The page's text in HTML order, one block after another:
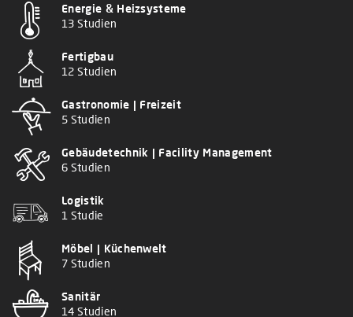
Energie & Heizsysteme
13 Studien
Fertigbau
12 Studien
Gastronomie | Freizeit
5 Studien
Gebäudetechnik | Facility Management
6 Studien
Logistik
1 Studie
Möbel | Küchenwelt
7 Studien
Sanitär
14 Studien